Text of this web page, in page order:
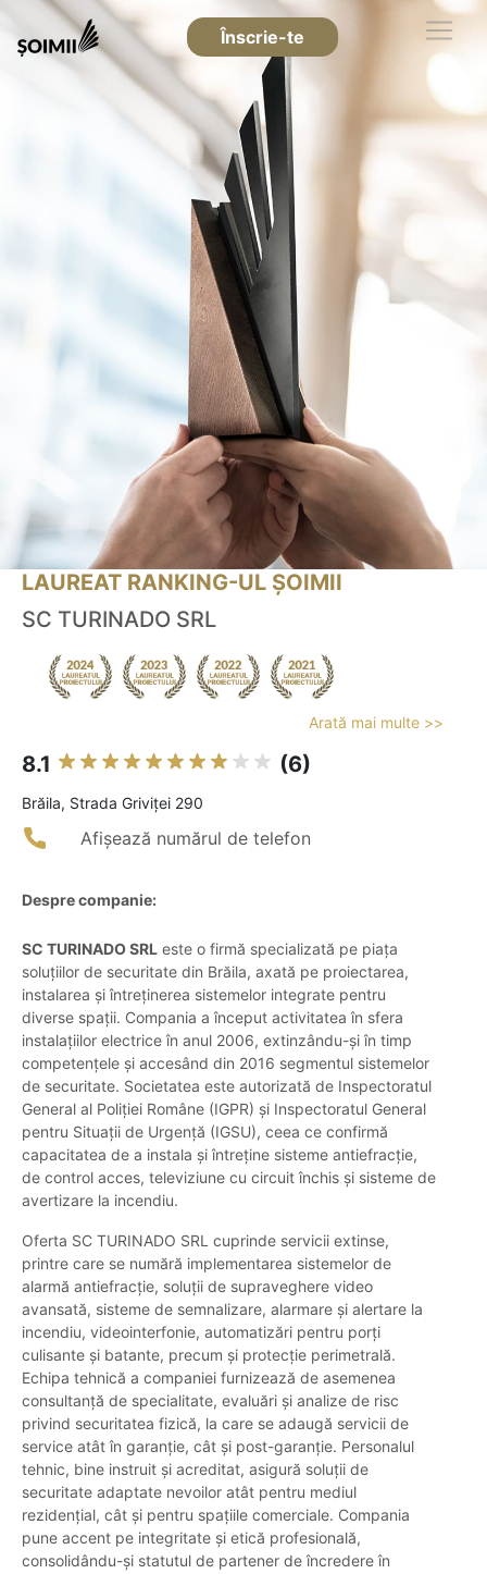
Înscrie-te
LAUREAT RANKING-UL ȘOIMII
SC TURINADO SRL
Arată mai multe >>
8.1 (6)
Brăila, Strada Griviței 290
Afișează numărul de telefon
Despre companie:
SC TURINADO SRL este o firmă specializată pe piața
soluțiilor de securitate din Brăila, axată pe proiectarea,
instalarea și întreținerea sistemelor integrate pentru
diverse spații. Compania a început activitatea în sfera
instalațiilor electrice în anul 2006, extinzându-și în timp
competențele și accesând din 2016 segmentul sistemelor
de securitate. Societatea este autorizată de Inspectoratul
General al Poliției Române (IGPR) și Inspectoratul General
pentru Situații de Urgență (IGSU), ceea ce confirmă
capacitatea de a instala și întreține sisteme antiefracție,
de control acces, televiziune cu circuit închis și sisteme de
avertizare la incendiu.
Oferta SC TURINADO SRL cuprinde servicii extinse,
printre care se numără implementarea sistemelor de
alarmă antiefracție, soluții de supraveghere video
avansată, sisteme de semnalizare, alarmare și alertare la
incendiu, videointerfonie, automatizări pentru porți
culisante și batante, precum și protecție perimetrală.
Echipa tehnică a companiei furnizează de asemenea
consultanță de specialitate, evaluări și analize de risc
privind securitatea fizică, la care se adaugă servicii de
service atât în garanție, cât și post-garanție. Personalul
tehnic, bine instruit și acreditat, asigură soluții de
securitate adaptate nevoilor atât pentru mediul
rezidențial, cât și pentru spațiile comerciale. Compania
pune accent pe integritate și etică profesională,
consolidându-și statutul de partener de încredere în